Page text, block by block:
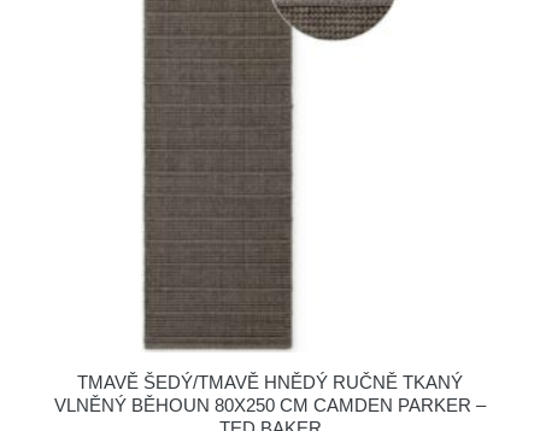
TMAVĚ ŠEDÝ/TMAVĚ HNĚDÝ RUČNĚ TKANÝ
VLNĚNÝ BĚHOUN 80X250 CM CAMDEN PARKER –